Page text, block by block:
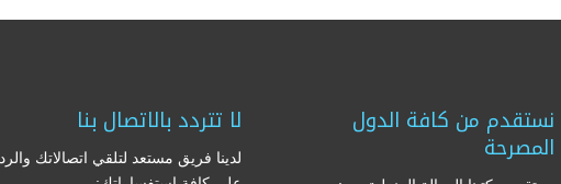
نستقدم من كافة الدول
المصرحة
لا تتردد بالاتصال بنا
لدينا فريق مستعد لتلقي اتصالاتك والرد